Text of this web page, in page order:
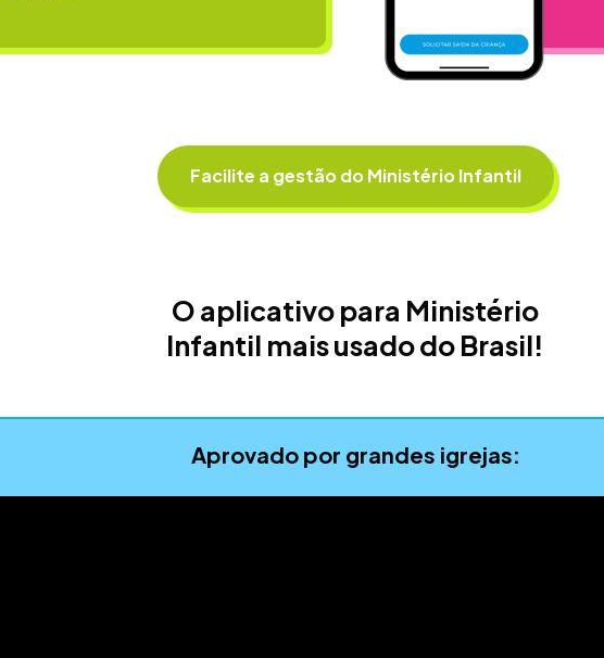
Facilite a gestão do Ministério Infantil
O aplicativo para Ministério
Infantil mais usado do Brasil!
Aprovado por grandes igrejas: